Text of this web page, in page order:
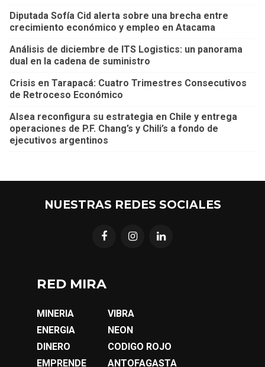
Diputada Sofía Cid alerta sobre una brecha entre
crecimiento económico y empleo en Atacama
Análisis de diciembre de ITS Logistics: un panorama
dual en la cadena de suministro
Crisis en Tarapacá: Cuatro Trimestres Consecutivos
de Retroceso Económico
Alsea reconfigura su estrategia en Chile y entrega
operaciones de P.F. Chang’s y Chili’s a fondo de
ejecutivos argentinos
NUESTRAS REDES SOCIALES
RED MIRA
MINERIA
ENERGIA
DINERO
EMPRENDE
VIBRA
NEON
CODIGO ROJO
ANTOFAGASTA